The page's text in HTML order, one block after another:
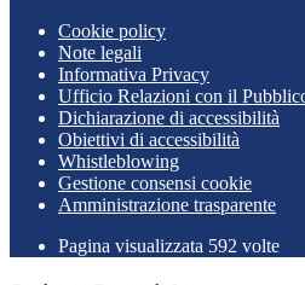
Cookie policy
Note legali
Informativa Privacy
Ufficio Relazioni con il
Dichiarazione di accessibilità
Obiettivi di accessibilità
Whistleblowing
Gestione consensi cookie
Amministrazione trasparente
Pagina visualizzata 592 volte